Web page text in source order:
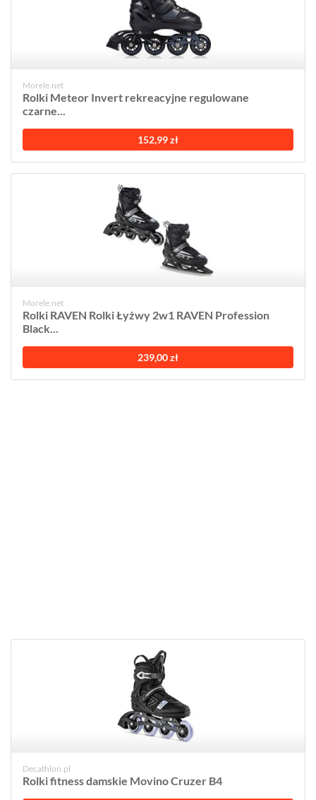
Morele.net
Rolki Meteor Invert rekreacyjne regulowane
czarne...
152,99 zł
Morele.net
Rolki RAVEN Rolki Łyżwy 2w1 RAVEN Profession
Black...
239,00 zł
Decathlon.pl
Rolki fitness damskie Movino Cruzer B4